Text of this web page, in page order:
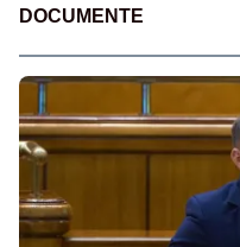
DOCUMENTE